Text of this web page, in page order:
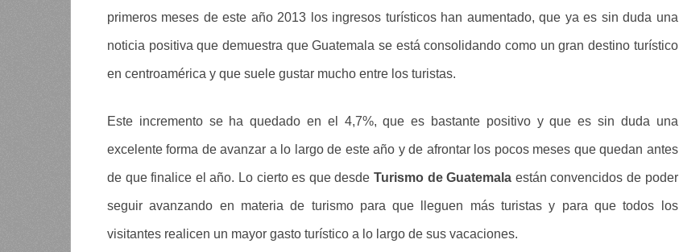
primeros meses de este año 2013 los ingresos turísticos han aumentado, que ya es sin duda una
noticia positiva que demuestra que Guatemala se está consolidando como un gran destino turístico
en centroamérica y que suele gustar mucho entre los turistas.
Este incremento se ha quedado en el 4,7%, que es bastante positivo y que es sin duda una
excelente forma de avanzar a lo largo de este año y de afrontar los pocos meses que quedan antes
de que finalice el año. Lo cierto es que desdeTurismo de Guatemala están convencidos de poder
seguir avanzando en materia de turismo para que lleguen más turistas y para que todos los
visitantes realicen un mayor gasto turístico a lo largo de sus vacaciones.